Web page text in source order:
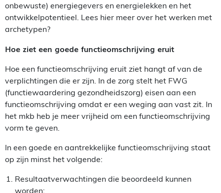
onbewuste) energiegevers en energielekken en het
ontwikkelpotentieel. Lees hier meer over het werken met
archetypen?
Hoe ziet een goede functieomschrijving eruit
Hoe een functieomschrijving eruit ziet hangt af van de
verplichtingen die er zijn. In de zorg stelt het FWG
(functiewaardering gezondheidszorg) eisen aan een
functieomschrijving omdat er een weging aan vast zit. In
het mkb heb je meer vrijheid om een functieomschrijving
vorm te geven.
In een goede en aantrekkelijke functieomschrijving staat
op zijn minst het volgende:
Resultaatverwachtingen die beoordeeld kunnen
worden;